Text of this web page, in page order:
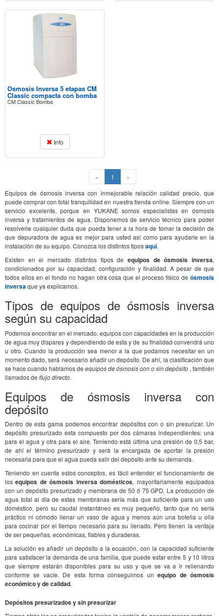
Osmosis Inversa 5 etapas CM
Classic compacta con bomba
CM Classic Bomba
Info
« 1 (current)
»
Equipos de ósmosis inversa con inmejorable relación calidad precio, que
puede comprar con total tranquilidad en nuestra tienda online. Siempre con un
servicio excelente, porque en YUKANE somos especialistas en ósmosis
inversa y tratamientos de agua. Disponemos de servicio técnico para poder
resolverle cualquier duda que pueda tener a la hora de tomar la decisión de
que depuradora de agua es mejor para usted así como para ayudarle en la
instalación de su equipo. Conozca los distintos tiposaquí.
Existen en el mercado distintos tipos de equipos de ósmosis inversa,
condicionados por su capacidad, configuración y finalidad. A pesar de que
todos ellos en el fondo no hagan otra cosa que el proceso físico de ósmosis
inversaque ya explicamos.
Tipos de equipos de ósmosis inversa
según su capacidad
Podemos encontrar en el mercado, equipos con capacidades en la producción
de agua muy dispares y dependiendo de esta y de su finalidad convendrá uno
u otro. Cuando la producción sea menor a la que podamos necesitar en un
momento dado, será necesario añadir un depósito. De ahí, la clasificación que
se hace cuando hablamos de equipos de ósmosis con o sin depósito , también
llamados de flujo directo.
Equipos de ósmosis inversa con
depósito
Dentro de esta gama podemos encontrar depósitos con o sin presurizar. Un
depósito presurizado esta compuesto por dos cámaras independientes: una
para el agua y otra para el aire. Teniendo está última una presión de 0,5 bar,
de ahí el término presurizado y será la encargada de aportar la presión
necesaria para que el agua pueda salir del depósito ante su demanda.
Teniendo en cuenta estos conceptos, es fácil entender el funcionamiento de
losequipos de ósmosis inversa domésticos, mayoritariamente equipados
con un depósito presurizado y membrana de 50 ó 75 GPD. La producción de
agua total al día de estas membranas sería más que suficiente para un uso
doméstico, pero su caudal instantáneo es muy pequeño, tanto que no sería
práctico ni cómodo llenar un vaso de agua y menos aún una botella u olla
para cocinar por el tiempo necesario para su llenado. Pero tienen la ventaja
de ser pequeñas, económicas, fiables y duraderas.
La solución es añadir un depósito a la ecuación, con la capacidad suficiente
para satisfacer la demanda de una familia, que puede estar entre 5 y 10 litros
que siempre estarán disponibles para su uso y que se va a ir rellenando
conforme se vacíe. De esta forma conseguimos unequipo de ósmosis
económico y de calidad.
Depósitos presurizados y sin presurizar